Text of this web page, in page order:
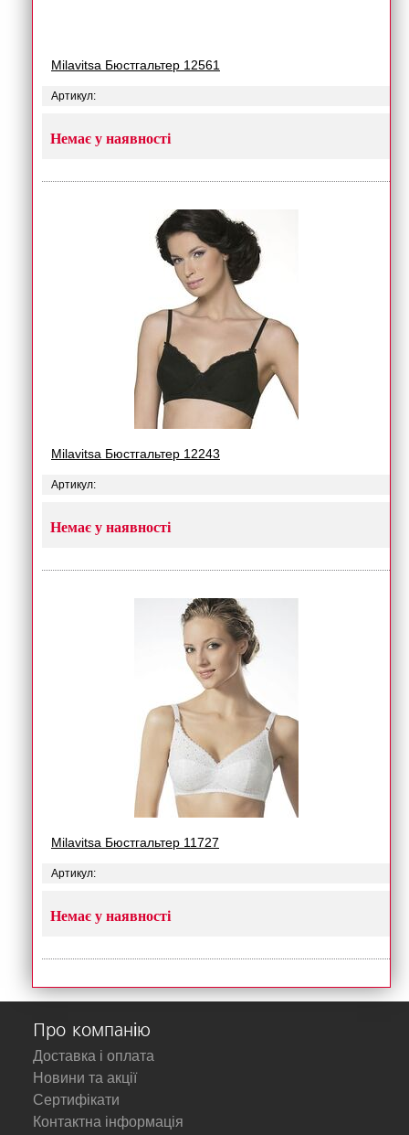
Milavitsa Бюстгальтер 12561
Артикул:
Немає у наявності
Milavitsa Бюстгальтер 12243
Артикул:
Немає у наявності
Milavitsa Бюстгальтер 11727
Артикул:
Немає у наявності
Про компанію
Доставка і оплата
Новини та акції
Сертифікати
Контактна інформація